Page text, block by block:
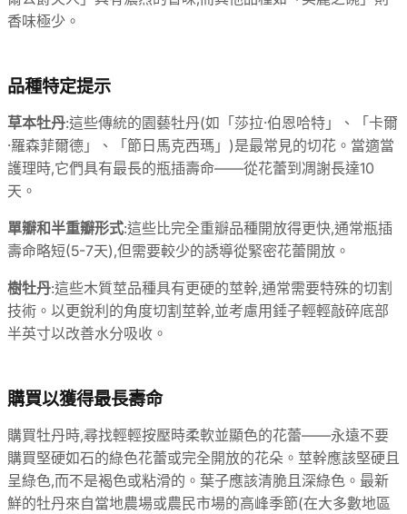
香味極少。
品種特定提示
草本牡丹:這些傳統的園藝牡丹(如「莎拉·伯恩哈特」、「卡爾
·羅森菲爾德」、「節日馬克西瑪」)是最常見的切花。當適當
護理時,它們具有最長的瓶插壽命——從花蕾到凋謝長達10
天。
單瓣和半重瓣形式:這些比完全重瓣品種開放得更快,通常瓶插
壽命略短(5-7天),但需要較少的誘導從緊密花蕾開放。
樹牡丹:這些木質莖品種具有更硬的莖幹,通常需要特殊的切割
技術。以更銳利的角度切割莖幹,並考慮用錘子輕輕敲碎底部
半英寸以改善水分吸收。
購買以獲得最長壽命
購買牡丹時,尋找輕輕按壓時柔軟並顯色的花蕾——永遠不要
購買堅硬如石的綠色花蕾或完全開放的花朵。莖幹應該堅硬且
呈綠色,而不是褐色或粘滑的。葉子應該清脆且深綠色。最新
鮮的牡丹來自當地農場或農民市場的高峰季節(在大多數地區